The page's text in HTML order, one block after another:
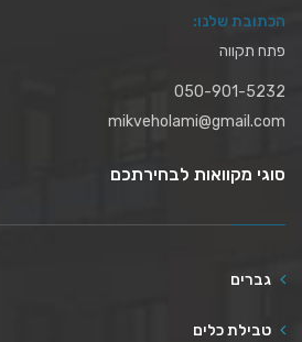
הכתובת שלנו:
פתח תקווה
050-901-5232
mikveholami@gmail.com
סוגי מקוואות לבחירתכם
גברים
טבילת כלים